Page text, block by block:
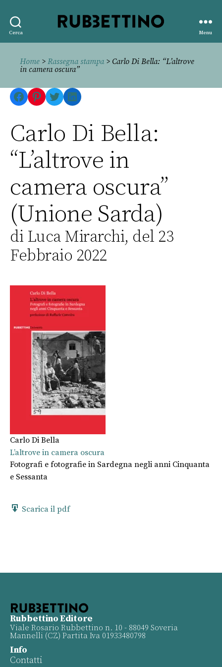
Cerca
editore
Menu
Home > Rassegna stampa> Carlo Di Bella: “L’altrove
in camera oscura”
Facebook
Pinterest
TwitterLinkedIn
Carlo Di Bella:
“L’altrove in
camera oscura”
(Unione Sarda)
di Luca Mirarchi, del 23
Febbraio 2022
Carlo Di Bella
L’altrove in camera oscura
Fotografi e fotografie in Sardegna negli anni Cinquanta
e Sessanta
Scarica il pdf
Rubbettino Editore
Viale Rosario Rubbettino n. 10 - 88049 Soveria
Mannelli (CZ) Partita Iva 01933480798
Info
Contatti